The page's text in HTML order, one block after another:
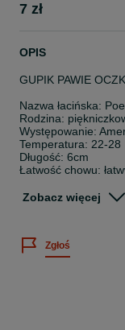
7 zł
OPIS
GUPIK PAWIE
Nazwa łacińska:
Rodzina:
Występowanie:
Temperatura: 22-28
Długość: 6cm
Łatwość chowu:
Posiadamy bogatą
wodnych.
Zobacz więcej
Zgłoś